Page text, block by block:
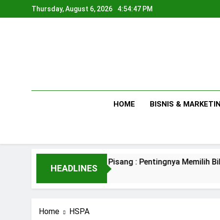
to
Thursday, August 6, 2026 4:54:48 PM
HOME BISNIS &
HEADLINES
Tips Menanam Pisang : Pentingnya Memilih Bibit yang
Home HSPA